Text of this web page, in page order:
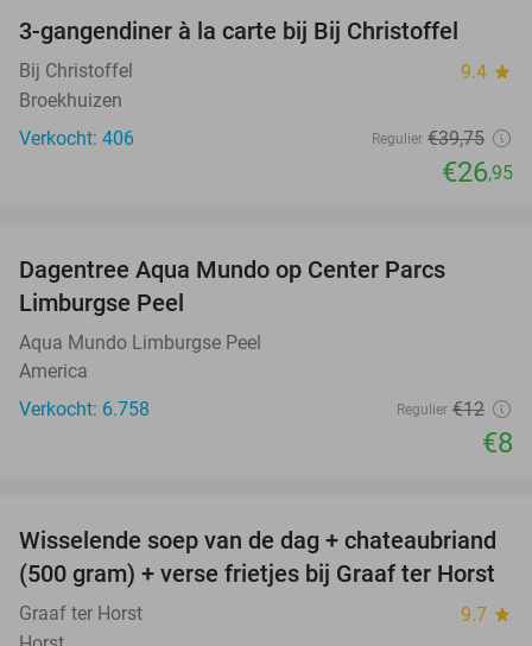
3-gangendiner à la carte bij Bij Christoffel
Bij Christoffel 9.4 star
Broekhuizen
Verkocht: 406
Regulier €39,75
€26,95
Dagentree Aqua Mundo op Center Parcs
Limburgse Peel
Aqua Mundo Limburgse Peel
America
Verkocht: 6.758
Regulier €12
€8
41%
Wisselende soep van de dag + chateaubriand
(500 gram) + verse frietjes bij Graaf ter Horst
Graaf ter Horst 9.7 star